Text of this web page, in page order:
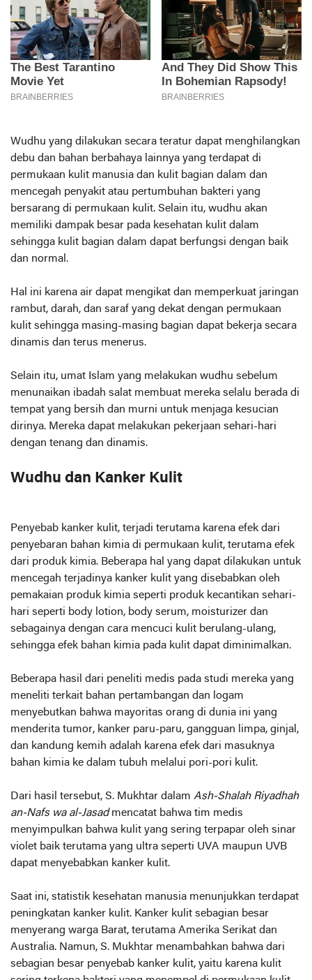
Wudhu yang dilakukan secara teratur dapat menghilangkan
debu dan bahan berbahaya lainnya yang terdapat di
permukaan kulit manusia dan kulit bagian dalam dan
mencegah penyakit atau pertumbuhan bakteri yang
bersarang di permukaan kulit. Selain itu, wudhu akan
memiliki dampak besar pada kesehatan kulit dalam
sehingga kulit bagian dalam dapat berfungsi dengan baik
dan normal.
Hal ini karena air dapat mengikat dan memperkuat jaringan
rambut, darah, dan saraf yang dekat dengan permukaan
kulit sehingga masing-masing bagian dapat bekerja secara
dinamis dan terus menerus.
Selain itu, umat Islam yang melakukan wudhu sebelum
menunaikan ibadah salat membuat mereka selalu berada di
tempat yang bersih dan murni untuk menjaga kesucian
dirinya. Mereka dapat melakukan pekerjaan sehari-hari
dengan tenang dan dinamis.
Wudhu dan Kanker Kulit
Penyebab kanker kulit, terjadi terutama karena efek dari
penyebaran bahan kimia di permukaan kulit, terutama efek
dari produk kimia. Beberapa hal yang dapat dilakukan untuk
mencegah terjadinya kanker kulit yang disebabkan oleh
pemakaian produk kimia seperti produk kecantikan sehari-
hari seperti body lotion, body serum, moisturizer dan
sebagainya dengan cara mencuci kulit berulang-ulang,
sehingga efek bahan kimia pada kulit dapat diminimalkan.
Beberapa hasil dari peneliti medis pada studi mereka yang
meneliti terkait bahan pertambangan dan logam
menyebutkan bahwa mayoritas orang di dunia ini yang
menderita tumor, kanker paru-paru, gangguan limpa, ginjal,
dan kandung kemih adalah karena efek dari masuknya
bahan kimia ke dalam tubuh melalui pori-pori kulit.
Dari hasil tersebut, S. Mukhtar dalam Ash-Shalah Riyadhah
an-Nafs wa al-Jasadmencatat bahwa tim medis
menyimpulkan bahwa kulit yang sering terpapar oleh sinar
violet baik terutama yang ultra seperti UVA maupun UVB
dapat menyebabkan kanker kulit.
Saat ini, statistik kesehatan manusia menunjukkan terdapat
peningkatan kanker kulit. Kanker kulit sebagian besar
menyerang warga Barat, terutama Amerika Serikat dan
Australia. Namun, S. Mukhtar menambahkan bahwa dari
sebagian besar penyebab kanker kulit, yaitu karena kulit